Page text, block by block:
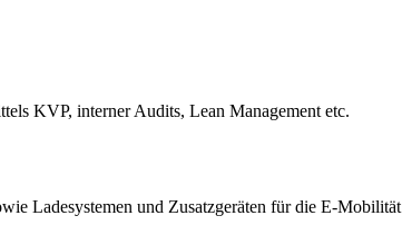
KVP, interner Audits, Lean Management etc.
Ladesystemen und Zusatzgeräten für die E-Mobilität